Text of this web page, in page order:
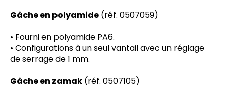
Gâche en polyamide (réf. 0507059)
• Fourni en polyamide PA6.
• Configurations à un seul vantail avec un réglage
de serrage de 1 mm.
Gâche en zamak (réf. 0507105)